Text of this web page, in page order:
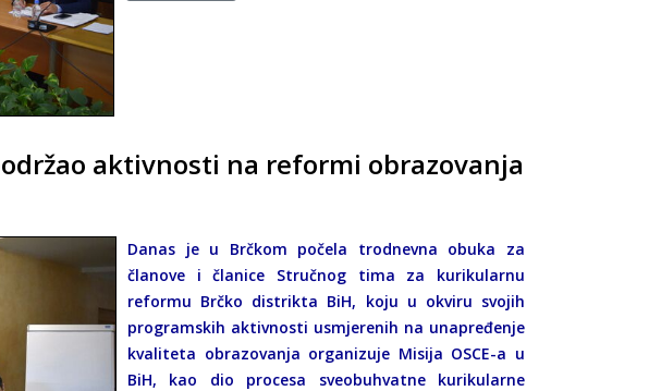
aktivnosti na reformi obrazovanja
Danas je u Brčkom počela trodnevna obuka za
članove i članice Stručnog tima za kurikularnu
reformu Brčko distrikta BiH, koju u okviru svojih
programskih aktivnosti usmjerenih na unapređenje
kvaliteta obrazovanja organizuje Misija OSCE-a u
BiH, kao dio procesa sveobuhvatne kurikularne